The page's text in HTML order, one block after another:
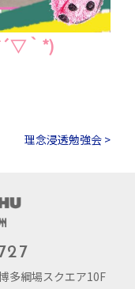
｀*)
理念浸透勉強会 >
多綱場スクエア10F